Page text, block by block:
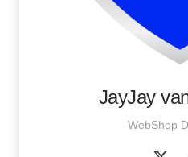
JayJay
WebShop